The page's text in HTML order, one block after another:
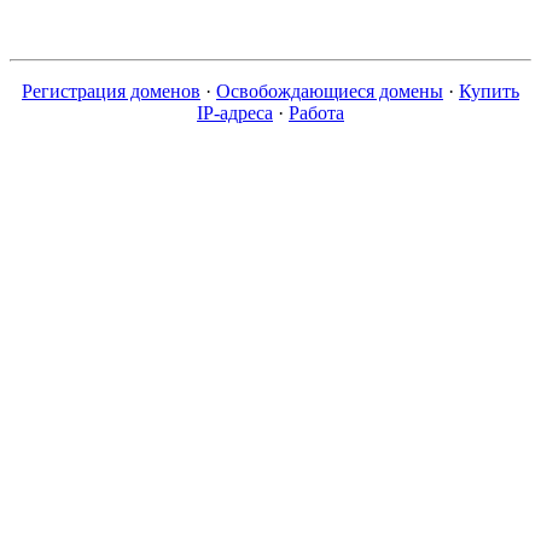
Регистрация доменов · Освобождающиеся домены · Купить
IP-адреса · Работа